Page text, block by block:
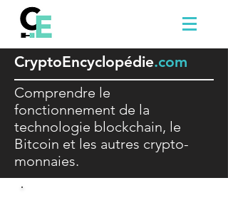
CryptoEncyclopédie.com
Comprendre le
fonctionnement de la
technologie blockchain, le
Bitcoin et les autres crypto-
monnaies.